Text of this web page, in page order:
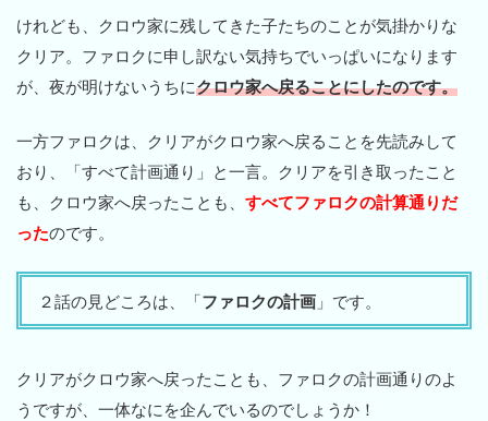
けれども、クロウ家に残してきた子たちのことが気掛かりな
クリア。ファロクに申し訳ない気持ちでいっぱいになります
が、夜が明けないうちにクロウ家へ戻ることにしたのです。
一方ファロクは、クリアがクロウ家へ戻ることを先読みして
おり、「すべて計画通り」と一言。クリアを引き取ったこと
も、クロウ家へ戻ったことも、 すべてファロクの計算通りだ
ったのです。
２話の見どころは、「ファロクの計画 」です。
クリアがクロウ家へ戻ったことも、ファロクの計画通りのよ
うですが、一体なにを企んでいるのでしょうか！